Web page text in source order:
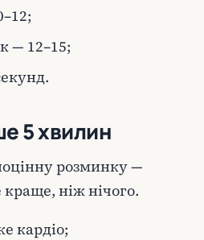
— 12–15;
5 хвилин
розминку —
краще, ніж нічого.
кардіо;